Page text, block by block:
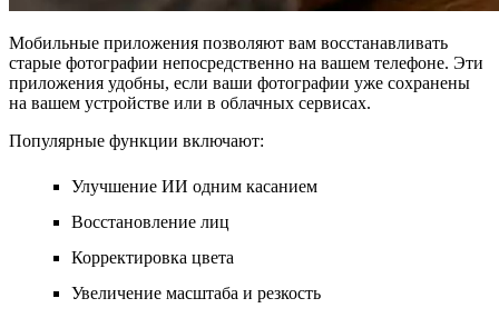
Мобильные приложения позволяют вам восстанавливать
старые фотографии непосредственно на вашем телефоне. Эти
приложения удобны, если ваши фотографии уже сохранены
на вашем устройстве или в облачных сервисах.
Популярные функции включают:
Улучшение ИИ одним касанием
Восстановление лиц
Корректировка цвета
Увеличение масштаба и резкость